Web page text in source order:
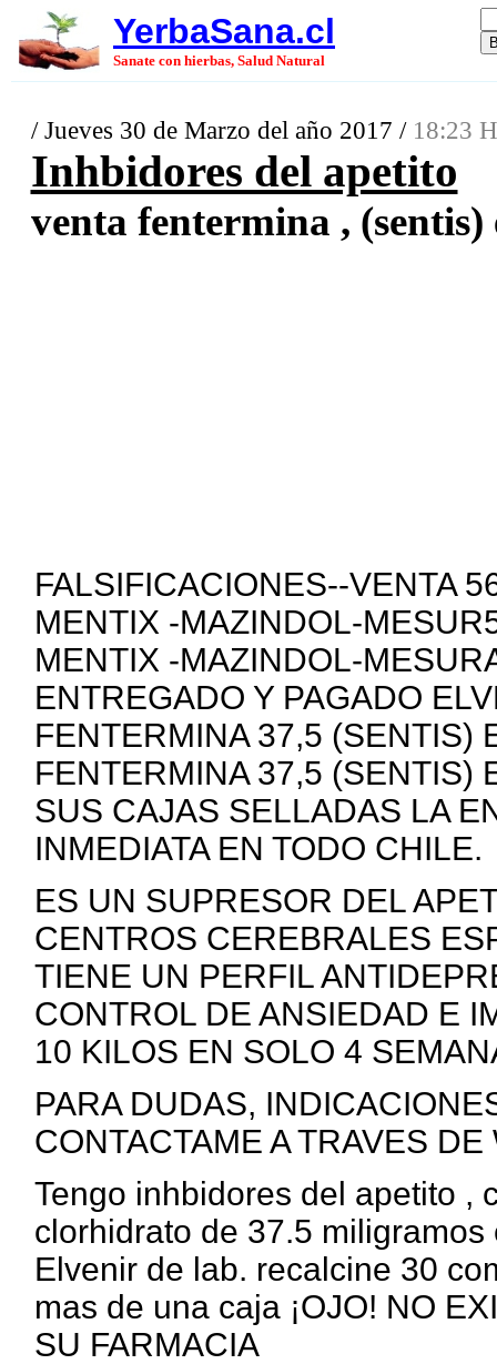
YerbaSana.cl
Sanate con hierbas, Salud Natural
/ Jueves 30 de Marzo del año 2017 / 18:23
Inhbidores del apetito
venta fentermina ,
FALSIFICACIONES--VENTA
MENTIX -MAZINDOL-
MENTIX -MAZINDOL-
ENTREGADO Y PAGADO
FENTERMINA 37,5 (SENTIS)
FENTERMINA 37,5 (SENTIS)
SUS CAJAS SELLADAS LA
INMEDIATA EN TODO CHILE.
ES UN SUPRESOR DEL
CENTROS CEREBRALES
TIENE UN PERFIL
CONTROL DE ANSIEDAD E
10 KILOS EN SOLO 4
PARA DUDAS,
CONTACTAME A TRAVES
Tengo inhbidores del apetito ,
clorhidrato de 37.5
Elvenir de lab. recalcine 30
mas de una caja ¡OJO! NO
SU FARMACIA